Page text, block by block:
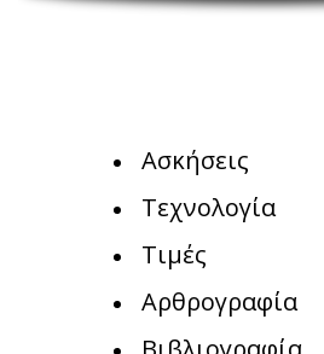
Ασκήσεις
Τεχνολογία
Τιμές
Αρθρογραφία